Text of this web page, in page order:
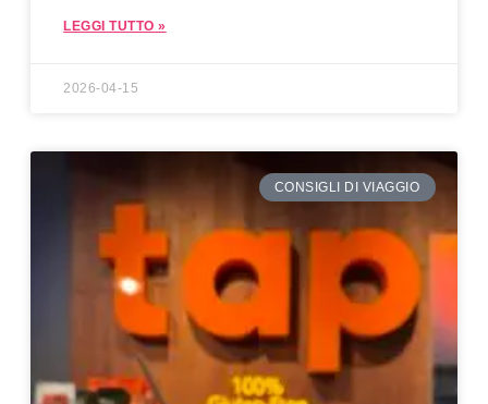
LEGGI TUTTO »
2026-04-15
CONSIGLI DI VIAGGIO